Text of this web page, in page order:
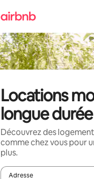
Locations
longue
Découvrez des
comme chez vous pour
plus.
Adresse